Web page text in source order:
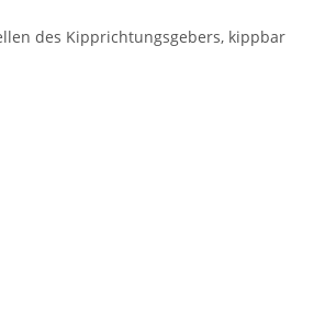
des Kipprichtungsgebers, kippbar